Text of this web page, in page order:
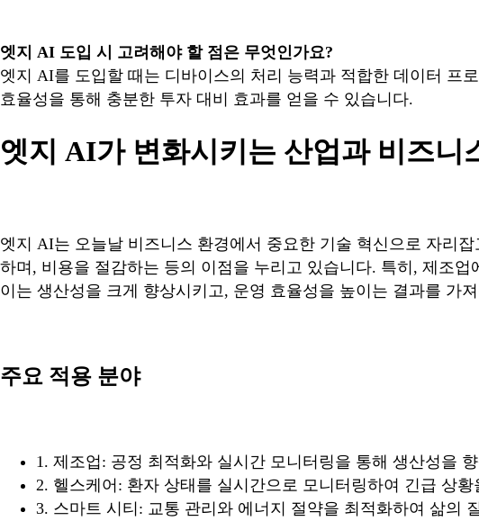
엣지 AI 도입 시 고려해야 할 점은 무엇인가요?
엣지 AI를 도입할 때는 디바이스의 처리 능력과 적합한 데이터 프
효율성을 통해 충분한 투자 대비 효과를 얻을 수 있습니다.
엣지 AI가 변화시키는 산업과 비즈니
엣지 AI는 오늘날 비즈니스 환경에서 중요한 기술 혁신으로 자리
하며, 비용을 절감하는 등의 이점을 누리고 있습니다. 특히, 제조
이는 생산성을 크게 향상시키고, 운영 효율성을 높이는 결과를 가
주요 적용 분야
1. 제조업: 공정 최적화와 실시간 모니터링을 통해 생산성을
2. 헬스케어: 환자 상태를 실시간으로 모니터링하여 긴급 상
3. 스마트 시티: 교통 관리와 에너지 절약을 최적화하여 삶의